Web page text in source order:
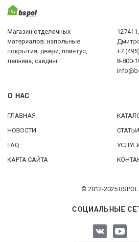
Магазин отделочных
материалов: напольные
покрытия, двери, плинтус,
лепнина, сайдинг.
+7
8-800-
О НАС
ГЛАВНАЯ
НОВОСТИ
СТАТЬИ
FAQ
КАРТА САЙТА
© 2012-2025 BSPOL
СОЦИАЛЬНЫЕ